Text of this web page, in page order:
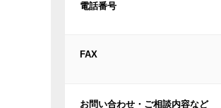
電話番号
FAX
お問い合わせ・ご相談内容など